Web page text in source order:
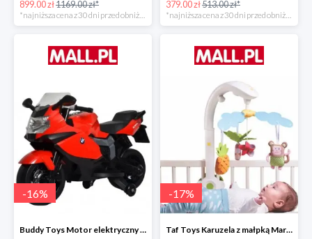
899.00 zł1169.00 zł*
*najniższa cena z 30 dni przed obniżką
379.00 zł513.00 zł*
*najniższa cena z 30 dni przed obniżką
-16%
Buddy Toys Motor elektryczny BMW K1300 BEC 6011 -16%
-17%
Taf Toys Karuzela z małpką Marco -16%